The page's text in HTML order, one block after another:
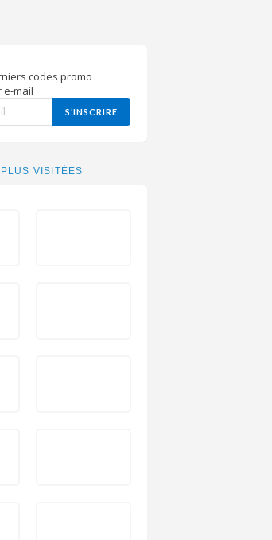
codes promo
e-mail
S’INSCRIRE
VISITÉES